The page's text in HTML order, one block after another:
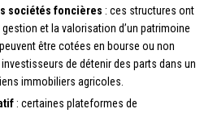
sociétés foncières : ces structures ont
et la valorisation d’un patrimoine
être cotées en bourse ou non
de détenir des parts dans un
immobiliers agricoles.
: certaines plateformes de